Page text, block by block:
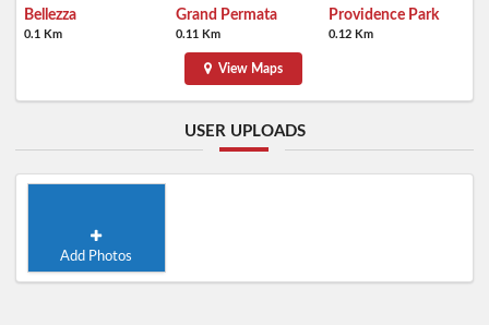
Bellezza
0.1 Km
Grand Permata
0.11 Km
Providence Park
0.12 Km
View Maps
USER UPLOADS
Add Photos